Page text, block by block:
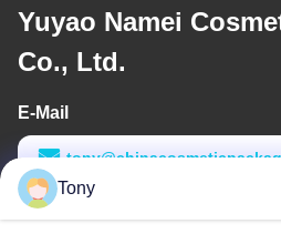
Yuyao Namei
Co., Ltd.
E-Mail
Arbeitszeit
Tony